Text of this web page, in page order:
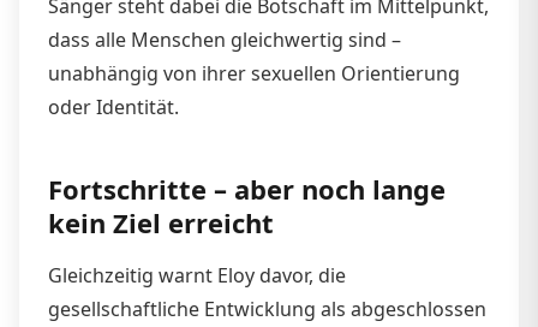
Sänger steht dabei die Botschaft im Mittelpunkt,
dass alle Menschen gleichwertig sind –
unabhängig von ihrer sexuellen Orientierung
oder Identität.
Fortschritte – aber noch lange
kein Ziel erreicht
Gleichzeitig warnt Eloy davor, die
gesellschaftliche Entwicklung als abgeschlossen